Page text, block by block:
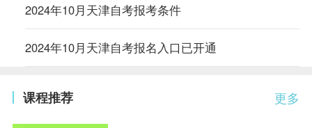
2024年10月天津自考报考条件
2024年10月天津自考报名入口已开通
更多
课程推荐